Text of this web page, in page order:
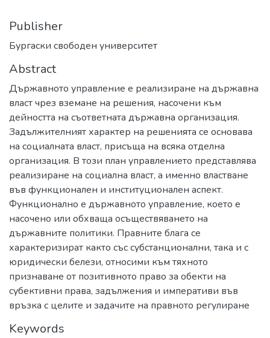
Publisher
Бургаски свободен университет
Abstract
Държавното управление е реализиране на държавна
власт чрез вземане на решения, насочени към
дейността на съответната държавна организация.
Задължителният характер на решенията се основава
на социалната власт, присъща на всяка отделна
организация. В този план управлението представлява
реализиране на социална власт, а именно властване
във функционален и институционален аспект.
Функционално е държавното управление, което е
насочено или обхваща осъществяването на
държавните политики. Правните блага се
характеризират както със субстанционални, така и с
юридически белези, относими към тяхното
признаване от позитивното право за обекти на
субективни права, задължения и императиви във
връзка с целите и задачите на правното регулиране
Keywords